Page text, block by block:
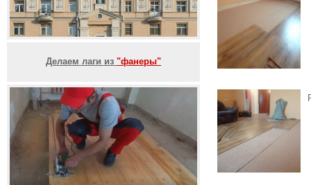
Делаем лаги из "фанеры"